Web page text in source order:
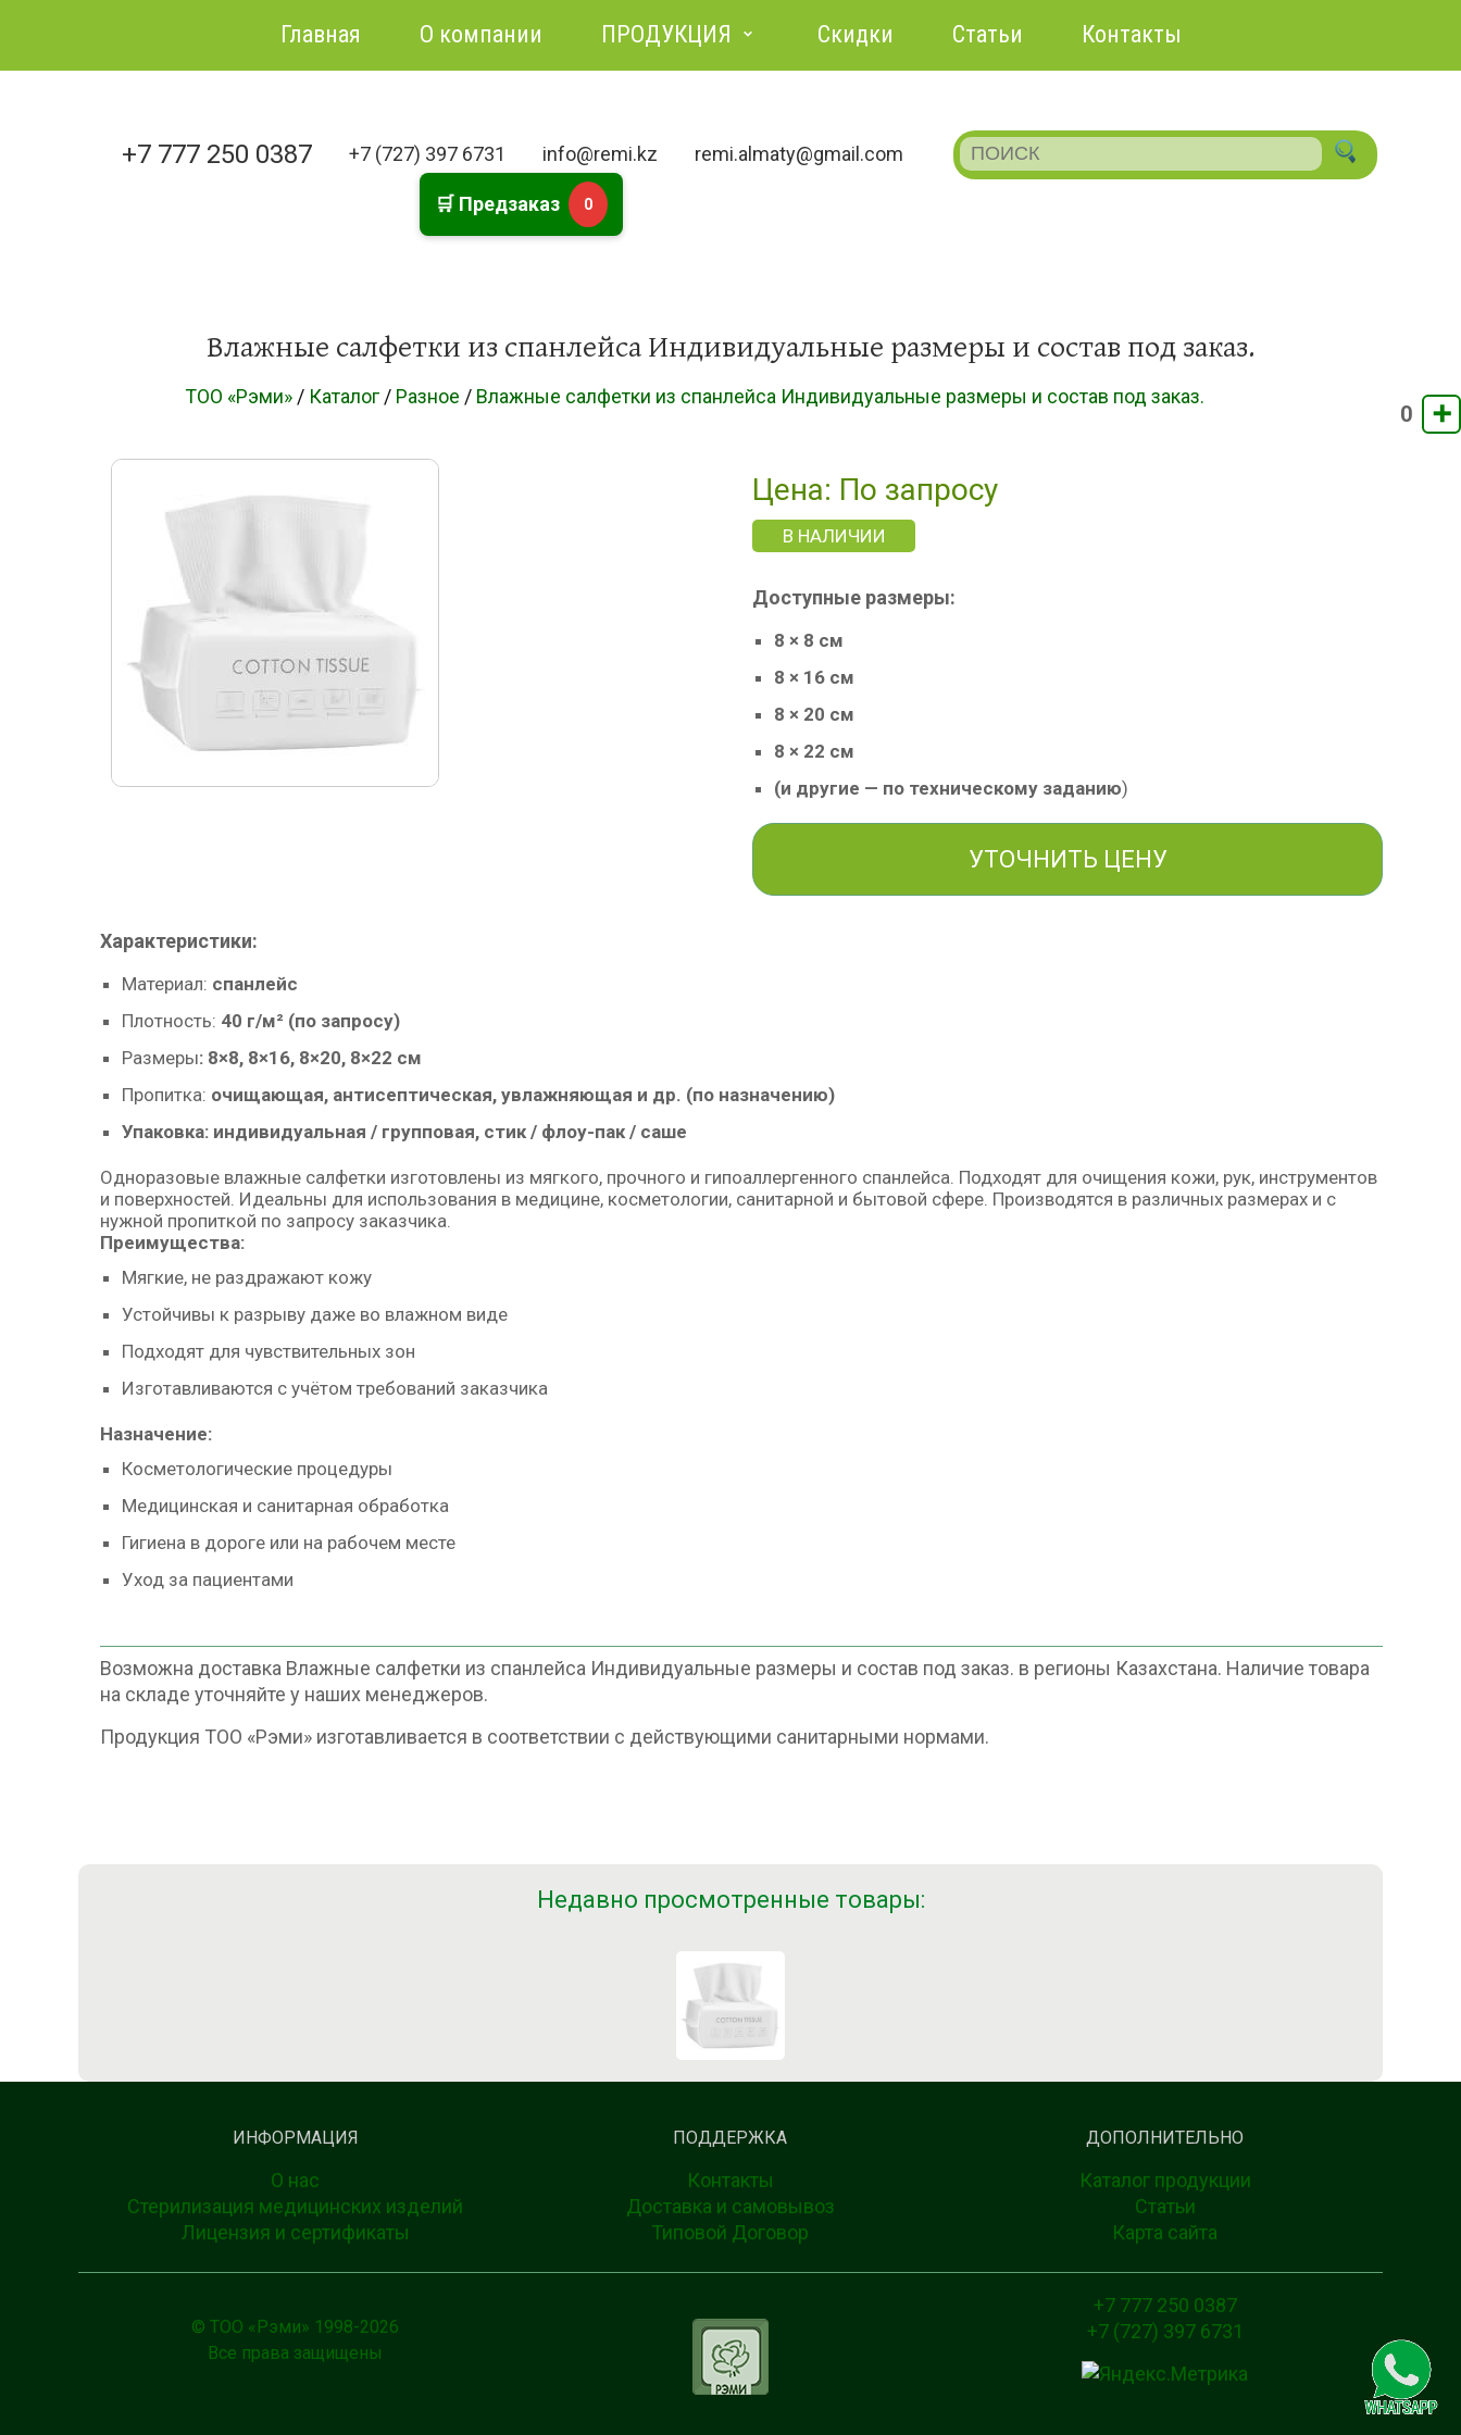
Главная О компании ПРОДУКЦИЯ Скидки Статьи Контакты
+7 777 250 0387 +7 (727) 397 6731 info@remi.kz remi.almaty@gmail.com
🛒 Предзаказ 0
Влажные салфетки из спанлейса Индивидуальные размеры и состав под заказ.
0 ➕
ТОО «Рэми» / Каталог / Разное / Влажные салфетки из спанлейса Индивидуальные размеры и состав под заказ.
Цена: По запросу
В НАЛИЧИИ
Доступные размеры:
8 × 8 см
8 × 16 см
8 × 20 см
8 × 22 см
(и другие — по техническому заданию)
УТОЧНИТЬ ЦЕНУ
Характеристики:
Материал: спанлейс
Плотность: 40 г/м² (по запросу)
Размеры: 8×8, 8×16, 8×20, 8×22 см
Пропитка: очищающая, антисептическая, увлажняющая и др. (по назначению)
Упаковка: индивидуальная / групповая, стик / флоу-пак / саше
Одноразовые влажные салфетки изготовлены из мягкого, прочного и гипоаллергенного спанлейса. Подходят для очищения кожи, рук, инструментов
и поверхностей. Идеальны для использования в медицине, косметологии, санитарной и бытовой сфере. Производятся в различных размерах и с
нужной пропиткой по запросу заказчика.
Преимущества:
Мягкие, не раздражают кожу
Устойчивы к разрыву даже во влажном виде
Подходят для чувствительных зон
Изготавливаются с учётом требований заказчика
Назначение:
Косметологические процедуры
Медицинская и санитарная обработка
Гигиена в дороге или на рабочем месте
Уход за пациентами
Возможна доставка Влажные салфетки из спанлейса Индивидуальные размеры и состав под заказ. в регионы Казахстана. Наличие товара
на складе уточняйте у наших менеджеров.
Продукция ТОО «Рэми» изготавливается в соответствии с действующими санитарными нормами.
Недавно просмотренные товары:
ИНФОРМАЦИЯ
О нас
Стерилизация медицинских изделий
Лицензия и сертификаты
ПОДДЕРЖКА
Контакты
Доставка и самовывоз
Типовой Договор
ДОПОЛНИТЕЛЬНО
Каталог продукции
Статьи
Карта сайта
© ТОО «Рэми» 1998-2026
Все права защищены
+7 777 250 0387
+7 (727) 397 6731